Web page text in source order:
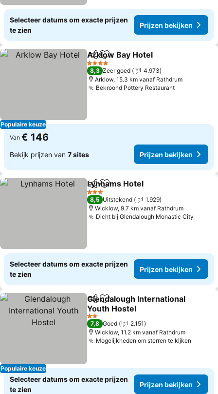
Selecteer datums om exacte prijzen
te zien
Prijzen bekijken
Populaire keuze
DelenToevoegen aan favorieten
Arklow Bay Hotel
4 Sterren
8,3 Zeer goed
4.973
Arklow, 15.3 km vanaf Rathdrum
Bekroond Pottery RestaurantPrijzen
Van € 146
Bekijk prijzen van 7 sites Prijzen bekijken
DelenToevoegen aan favorieten
Lynhams Hotel
3 Sterren
8,5 Uitstekend
1.929
Wicklow, 9.7 km vanaf Rathdrum
Dicht bij Glendalough Monastic City
Selecteer datums om exacte prijzen
te zien
Prijzen bekijken
Populaire keuze
DelenToevoegen aan favorieten
Glendalough International
Youth Hostel
Prijzen bekijken
2 Sterren
7,8 Goed
2.151
Wicklow, 11.2 km vanaf Rathdrum
Mogelijkheden om sterren te kijken
Selecteer datums om exacte prijzen
te zien
Prijzen bekijken